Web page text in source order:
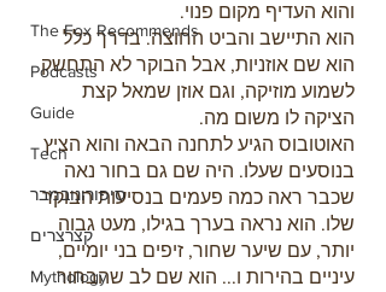
The Fox Recommends
Podcasts
Guide
Tech
סיפורונובמבר
קצרצרים
Mythology
והוא העדיף מקום פנוי.
הוא התיישב והביט החוצה. בדרך כלל
הוא שם אוזניות, אבל הבוקר לא התחשק
לשמוע מוזיקה, וגם אוזן שמאל קצת
הציקה לו משום מה.
האוטובוס הגיע לתחנה הבאה והוא הציץ
בנוסעים שעלו. היה שם גם בחור נאה
שכבר ראה כמה פעמים בנסיעות הבוקר
שלו. הוא נראה בערך בגילו, מעט גבוה
יותר, עם שיער שחור, זיפים בני יומיים,
עיניים בהירות ו... הוא שם לב שהבחור